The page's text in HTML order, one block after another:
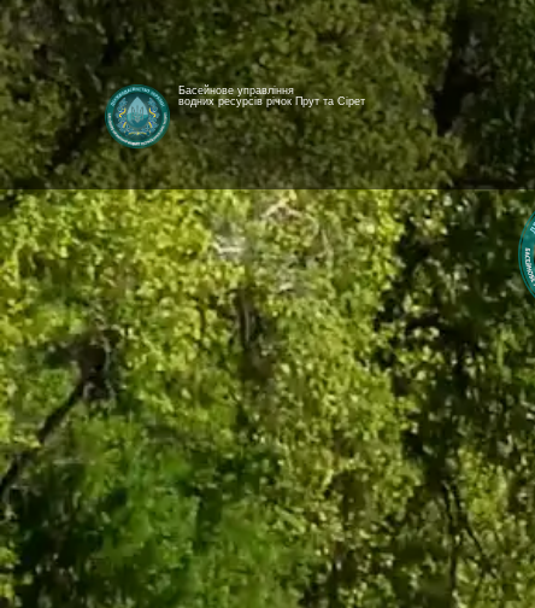
[newyear_garland]
Басейнове управління
водних ресурсів річок Прут та Сірет